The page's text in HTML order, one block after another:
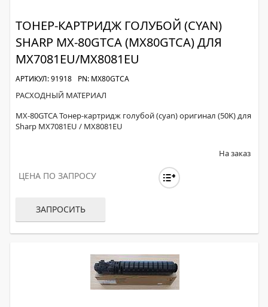
ТОНЕР-КАРТРИДЖ ГОЛУБОЙ (CYAN)
SHARP MX-80GTCA (MX80GTCA) ДЛЯ
MX7081EU/MX8081EU
АРТИКУЛ: 91918 PN: MX80GTCA
РАСХОДНЫЙ МАТЕРИАЛ
MX-80GTCA Тонер-картридж голубой (cyan) оригинал (50K) для
Sharp MX7081EU / MX8081EU
На заказ
ЦЕНА ПО ЗАПРОСУ
ЗАПРОСИТЬ